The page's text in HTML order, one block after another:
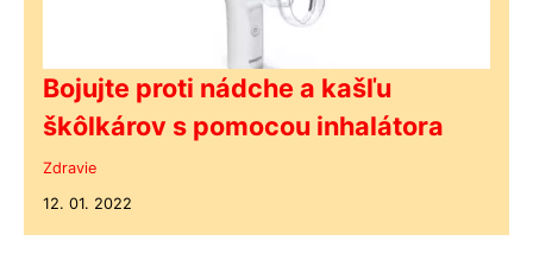
Bojujte proti nádche a kašľu
škôlkárov s pomocou inhalátora
Zdravie
12. 01. 2022